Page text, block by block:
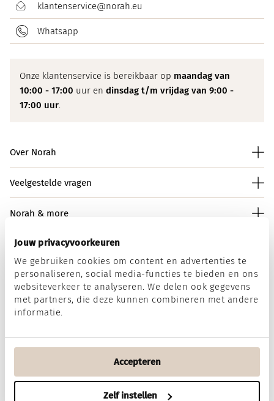
Jouw privacyvoorkeuren
We gebruiken cookies om content en advertenties te
personaliseren, social media-functies te bieden en ons
websiteverkeer te analyseren. We delen ook gegevens
met partners, die deze kunnen combineren met andere
informatie.
Accepteren
Zelf instellen
klantenservice@norah.eu
Whatsapp
Onze klantenservice is bereikbaar op maandag van
10:00 - 17:00 uur en dinsdag t/m vrijdag van 9:00 -
17:00 uur.
Over Norah
Veelgestelde vragen
Norah & more
Norah op social media
DisclaimerPrivacy & Cookies